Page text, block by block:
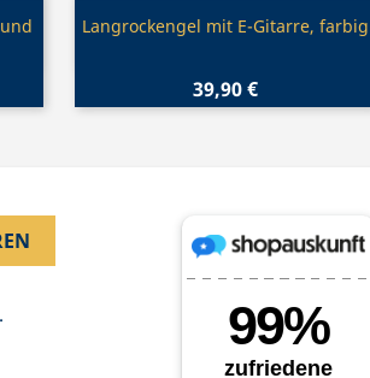
Vorschau
Langrockengel mit E-Gitarre, farbig
39,90 €